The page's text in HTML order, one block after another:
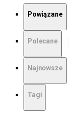
Powiązane
Polecane
Najnowsze
Tagi